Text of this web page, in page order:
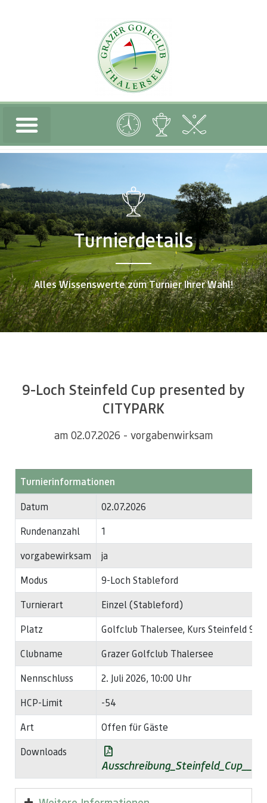
Turnierdetails
Alles Wissenswerte zum Turnier Ihrer Wahl!
9-Loch Steinfeld Cup presented by
CITYPARK
am 02.07.2026 - vorgabenwirksam
Turnierinformationen
Datum
02.07.2026
Rundenanzahl
1
vorgabewirksam
ja
Modus
9-Loch Stableford
Turnierart
Einzel (Stableford)
Platz
Golfclub Thalersee, Kurs Steinfeld 9-
Clubname
Grazer Golfclub Thalersee
Nennschluss
2. Juli 2026, 10:00 Uhr
HCP-Limit
-54
Art
Offen für Gäste
Downloads